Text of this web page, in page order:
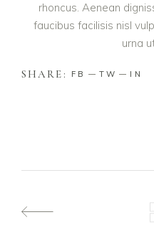
rhoncus. Aenean
faucibus facilisis nisl
urna
SHARE: FB TW IN